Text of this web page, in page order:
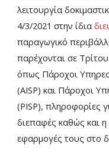
λειτουργία
4/3/2021 στην ίδια
παραγωγικό
παρέχονται σε
όπως Πάροχοι
(AISP) και Πάροχοι
(PISP), πληροφορίες
διεπαφές καθώς και
εφαρμογές τους στο